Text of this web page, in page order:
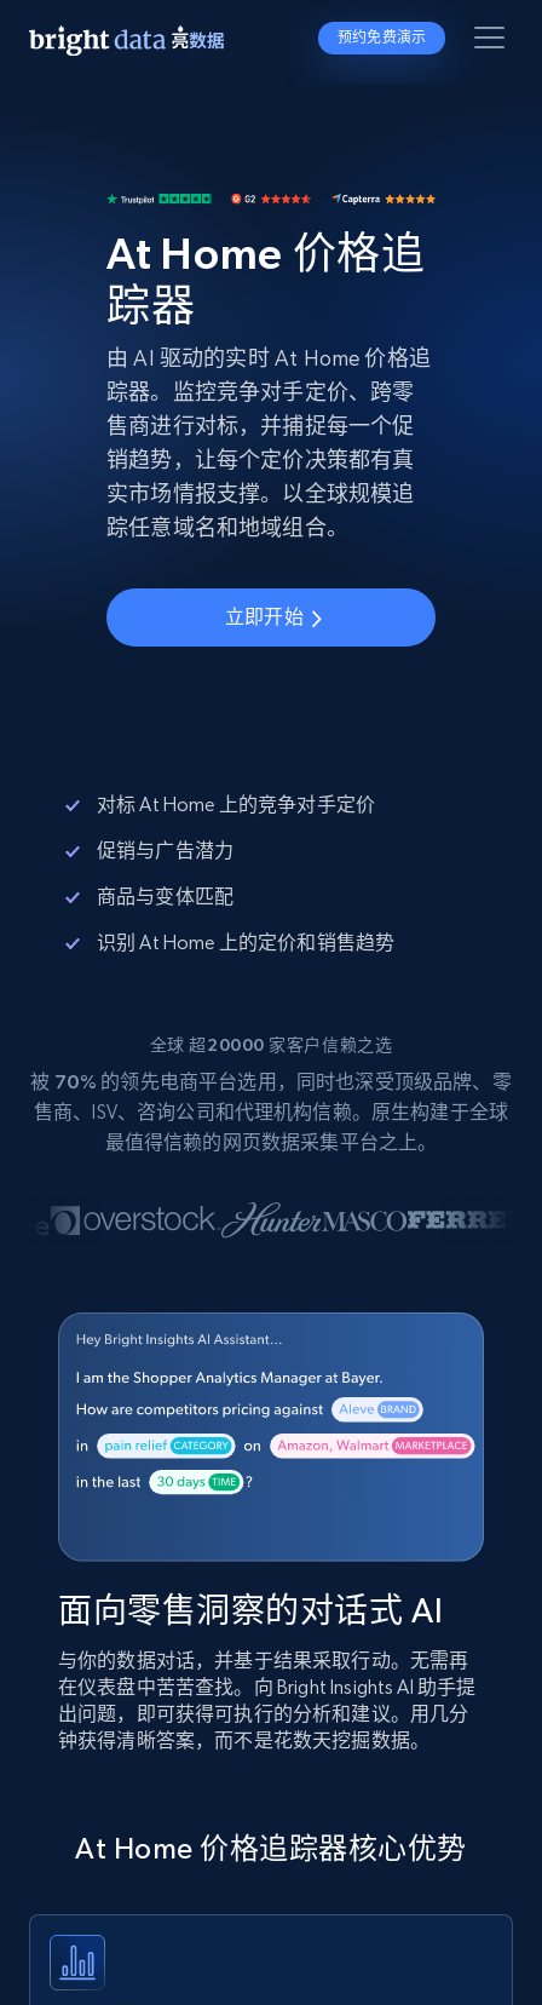
预约免费演示
At Home 价格追
踪器
由 AI 驱动的实时 At Home 价格追
踪器。监控竞争对手定价、跨零
售商进行对标，并捕捉每一个促
销趋势，让每个定价决策都有真
实市场情报支撑。以全球规模追
踪任意域名和地域组合。
立即开始
对标 At Home 上的竞争对手定价
促销与广告潜力
商品与变体匹配
识别 At Home 上的定价和销售趋势
全球 超20000 家客户信赖之选
被 70% 的领先电商平台选用，同时也深受顶级品牌、零
售商、ISV、咨询公司和代理机构信赖。原生构建于全球
最值得信赖的网页数据采集平台之上。
面向零售洞察的对话式 AI
与你的数据对话，并基于结果采取行动。无需再
在仪表盘中苦苦查找。向 Bright Insights AI 助手提
出问题，即可获得可执行的分析和建议。用几分
钟获得清晰答案，而不是花数天挖掘数据。
At Home 价格追踪器核心优势